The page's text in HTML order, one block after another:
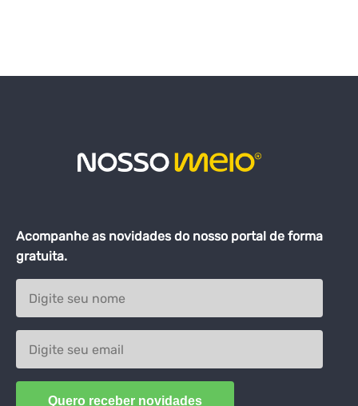
Acompanhe as novidades do nosso portal de forma
gratuita.